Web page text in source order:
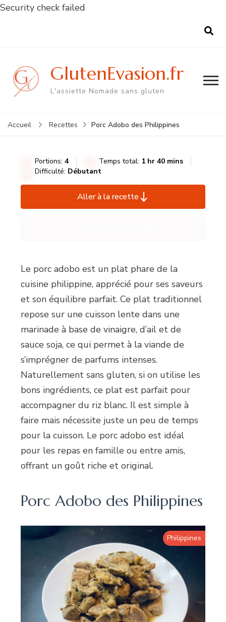
Security check failed
GlutenEvasion.fr
L'assiette Nomade sans gluten
Accueil Recettes Porc Adobo des Philippines
Portions:4 Temps total: 1 hr 40 mins
Difficulté: Débutant
Aller à la recette
Le porc adobo est un plat phare de la
cuisine philippine, apprécié pour ses saveurs
et son équilibre parfait. Ce plat traditionnel
repose sur une cuisson lente dans une
marinade à base de vinaigre, d’ail et de
sauce soja, ce qui permet à la viande de
s’imprégner de parfums intenses.
Naturellement sans gluten, si on utilise les
bons ingrédients, ce plat est parfait pour
accompagner du riz blanc. Il est simple à
faire mais nécessite juste un peu de temps
pour la cuisson. Le porc adobo est idéal
pour les repas en famille ou entre amis,
offrant un goût riche et original.
Porc Adobo des Philippines
Philippines